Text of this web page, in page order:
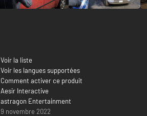
Voir la liste
Voir les langues supportées
Comment activer ce produit
Aesir Interactive
astragon Entertainment
9 novembre 2022